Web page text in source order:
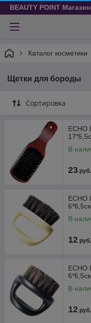
BEAUTY POINT
Каталог косметики
Щетки для бороды
Сортировка
ECHO
В
23 руб.
ECHO
В
12 руб.
ECHO
В
12 руб.